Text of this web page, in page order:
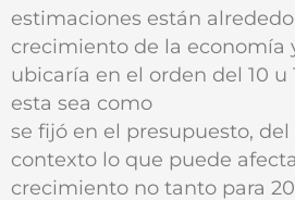
estimaciones están
crecimiento de la economía
ubicaría en el orden del 10 u
esta sea como
se fijó en el presupuesto, del
contexto lo que puede
crecimiento no tanto para